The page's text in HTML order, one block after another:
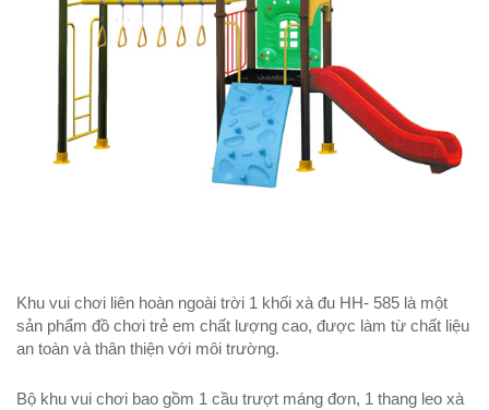
Khu vui chơi liên hoàn ngoài trời 1 khối xà đu HH- 585 là một
sản phẩm đồ chơi trẻ em chất lượng cao, được làm từ chất liệu
an toàn và thân thiện với môi trường.
Bộ khu vui chơi bao gồm 1 cầu trượt máng đơn, 1 thang leo xà